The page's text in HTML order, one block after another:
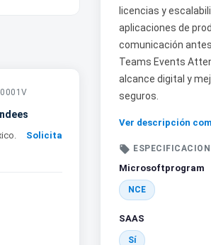
Solicita
licencias y
aplicaciones de
comunicación
Teams Events
alcance digital y
seguros.
Ver descripción

Microsoftprogram
NCE
SAAS
Sí